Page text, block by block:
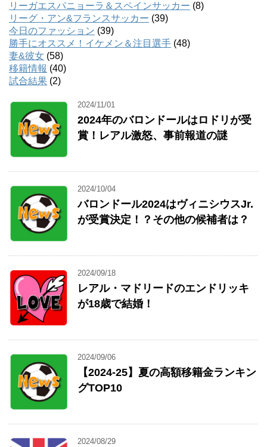
リーガエスパニョーラ＆スペインサッカー (8)
リーグ・アン&フランスサッカー (39)
今日のファッション (39)
勝手にオススメ！イケメン＆注目選手 (48)
妻&彼女 (58)
移籍情報 (40)
試合結果 (2)
2024/11/01
2024年のバロンドールはロドリが受
賞！レアル激怒、事前報道の謎
2024/10/04
バロンドール2024はヴィニシウスJr.
が受賞決定！？その他の候補者は？
2024/09/18
レアル・マドリードのエンドリッキ
が18歳で結婚！
2024/09/06
【2024-25】夏の高額移籍金ランキン
グTOP10
2024/08/29